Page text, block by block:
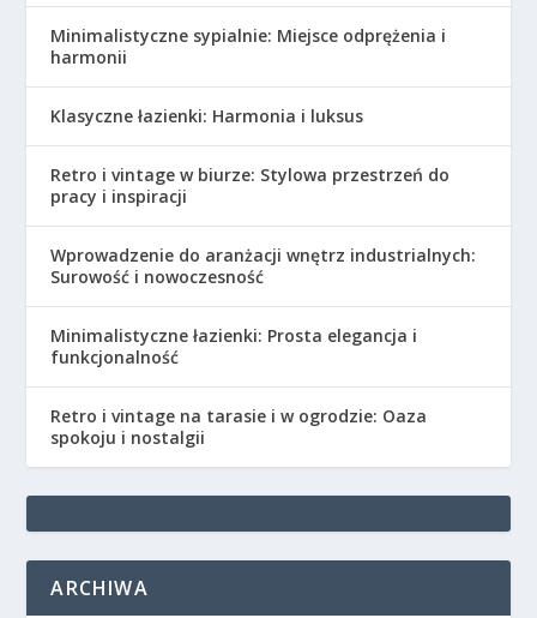
Minimalistyczne sypialnie: Miejsce odprężenia i
harmonii
Klasyczne łazienki: Harmonia i luksus
Retro i vintage w biurze: Stylowa przestrzeń do
pracy i inspiracji
Wprowadzenie do aranżacji wnętrz industrialnych:
Surowość i nowoczesność
Minimalistyczne łazienki: Prosta elegancja i
funkcjonalność
Retro i vintage na tarasie i w ogrodzie: Oaza
spokoju i nostalgii
ARCHIWA